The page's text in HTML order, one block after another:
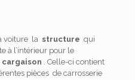
voiture la structure qui
à l’intérieur pour le
cargaison . Celle-ci contient
pièces de carrosserie